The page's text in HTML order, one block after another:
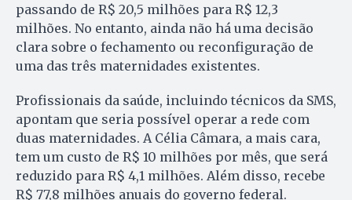
passando de R$ 20,5 milhões para R$ 12,3
milhões. No entanto, ainda não há uma decisão
clara sobre o fechamento ou reconfiguração de
uma das três maternidades existentes.
Profissionais da saúde, incluindo técnicos da SMS,
apontam que seria possível operar a rede com
duas maternidades. A Célia Câmara, a mais cara,
tem um custo de R$ 10 milhões por mês, que será
reduzido para R$ 4,1 milhões. Além disso, recebe
R$ 77,8 milhões anuais do governo federal.